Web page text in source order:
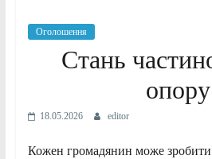
Оголошення
Стань
опору
18.05.2026 editor
Кожен громадянин може зробити